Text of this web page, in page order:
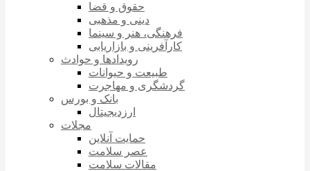
حقوق و قضا
دینی و مذهبی
فرهنگی، هنر و سینما
کارآفرینی و بازاریابی
رویدادها و حوادث
طبیعت و حیوانات
گردشگری و مهاجرت
بانک و بورس
ارزدیجیتال
مجلات
حمایت آنلاین
عصر سلامت
مقالات سلامت